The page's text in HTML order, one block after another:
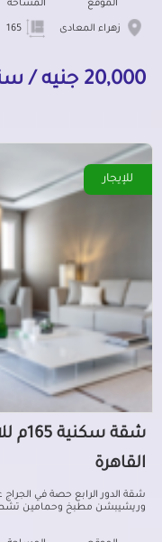
الموقع
زهراء المعادى
المساحة
20,000 جنيه / سنوياً
للإيجار
شقة
القاهرة
شقة الدور الرابع حصة في
وريشيبشن مطبخ وحمامين